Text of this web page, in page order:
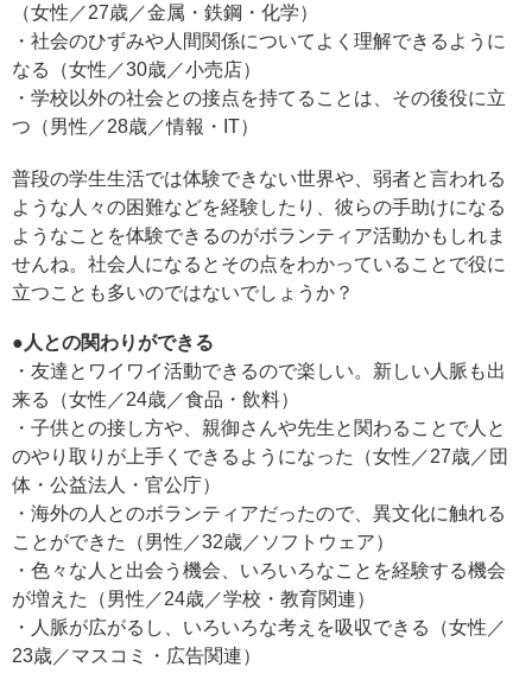
（女性／27歳／金属・鉄鋼・化学）
・社会のひずみや人間関係についてよく理解できるように
なる（女性／30歳／小売店）
・学校以外の社会との接点を持てることは、その後役に立
つ（男性／28歳／情報・IT）
普段の学生生活では体験できない世界や、弱者と言われる
ような人々の困難などを経験したり、彼らの手助けになる
ようなことを体験できるのがボランティア活動かもしれま
せんね。社会人になるとその点をわかっていることで役に
立つことも多いのではないでしょうか？
●人との関わりができる
・友達とワイワイ活動できるので楽しい。新しい人脈も出
来る（女性／24歳／食品・飲料）
・子供との接し方や、親御さんや先生と関わることで人と
のやり取りが上手くできるようになった（女性／27歳／団
体・公益法人・官公庁）
・海外の人とのボランティアだったので、異文化に触れる
ことができた（男性／32歳／ソフトウェア）
・色々な人と出会う機会、いろいろなことを経験する機会
が増えた（男性／24歳／学校・教育関連）
・人脈が広がるし、いろいろな考えを吸収できる（女性／
23歳／マスコミ・広告関連）